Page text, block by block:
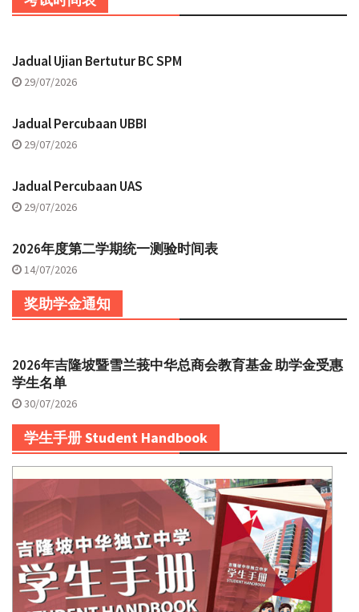
Jadual Ujian Bertutur BC SPM
29/07/2026
Jadual Percubaan UBBI
29/07/2026
Jadual Percubaan UAS
29/07/2026
2026年度第二学期统一测验时间表
14/07/2026
奖助学金通知
2026年吉隆坡暨雪兰莪中华总商会教育基金 助学金受惠
学生名单
30/07/2026
学生手册 Student Handbook